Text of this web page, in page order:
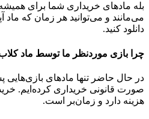
بله مادهای خریداری شما برای
می‌مانند و می‌توانید هر زمان که ماد
دانلود کنید.
چرا بازی موردنظر ما توسط ماد
در حال حاضر تنها مادهای بازی‌هایی
صورت قانونی خریداری کرده‌ایم.
هزینه دارد و زمان‌بر است.